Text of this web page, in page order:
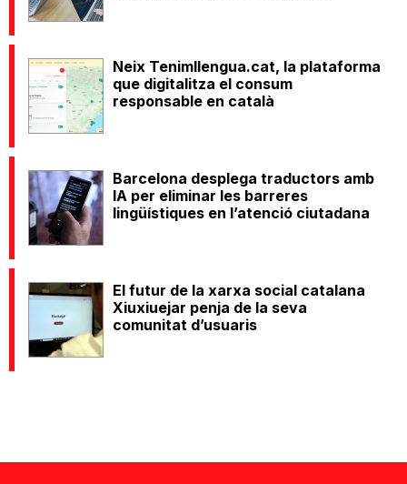
Neix Tenimllengua.cat, la plataforma
que digitalitza el consum
responsable en català
Barcelona desplega traductors amb
IA per eliminar les barreres
lingüístiques en l’atenció ciutadana
El futur de la xarxa social catalana
Xiuxiuejar penja de la seva
comunitat d’usuaris